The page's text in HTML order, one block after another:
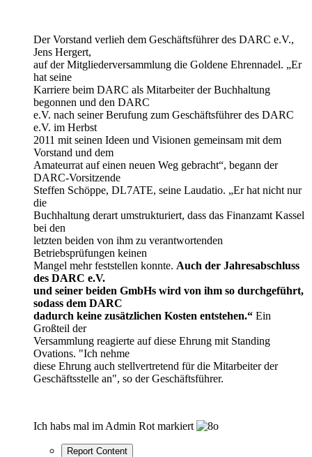
Der Vorstand verlieh dem Geschäftsführer des DARC e.V.,
Jens Hergert,
auf der Mitgliederversammlung die Goldene Ehrennadel. „Er
hat seine
Karriere beim DARC als Mitarbeiter der Buchhaltung
begonnen und den DARC
e.V. nach seiner Berufung zum Geschäftsführer des DARC
e.V. im Herbst
2011 mit seinen Ideen und Visionen gemeinsam mit dem
Vorstand und dem
Amateurrat auf einen neuen Weg gebracht“, begann der
DARC-Vorsitzende
Steffen Schöppe, DL7ATE, seine Laudatio. „Er hat nicht nur
die
Buchhaltung derart umstrukturiert, dass das Finanzamt Kassel
bei den
letzten beiden von ihm zu verantwortenden
Betriebsprüfungen keinen
Mangel mehr feststellen konnte. Auch der Jahresabschluss
des DARC e.V.
und seiner beiden GmbHs wird von ihm so durchgeführt,
sodass dem DARC
dadurch keine zusätzlichen Kosten entstehen.“ Ein
Großteil der
Versammlung reagierte auf diese Ehrung mit Standing
Ovations. "Ich nehme
diese Ehrung auch stellvertretend für die Mitarbeiter der
Geschäftsstelle an", so der Geschäftsführer.
Ich habs mal im Admin Rot markiert
Report Content